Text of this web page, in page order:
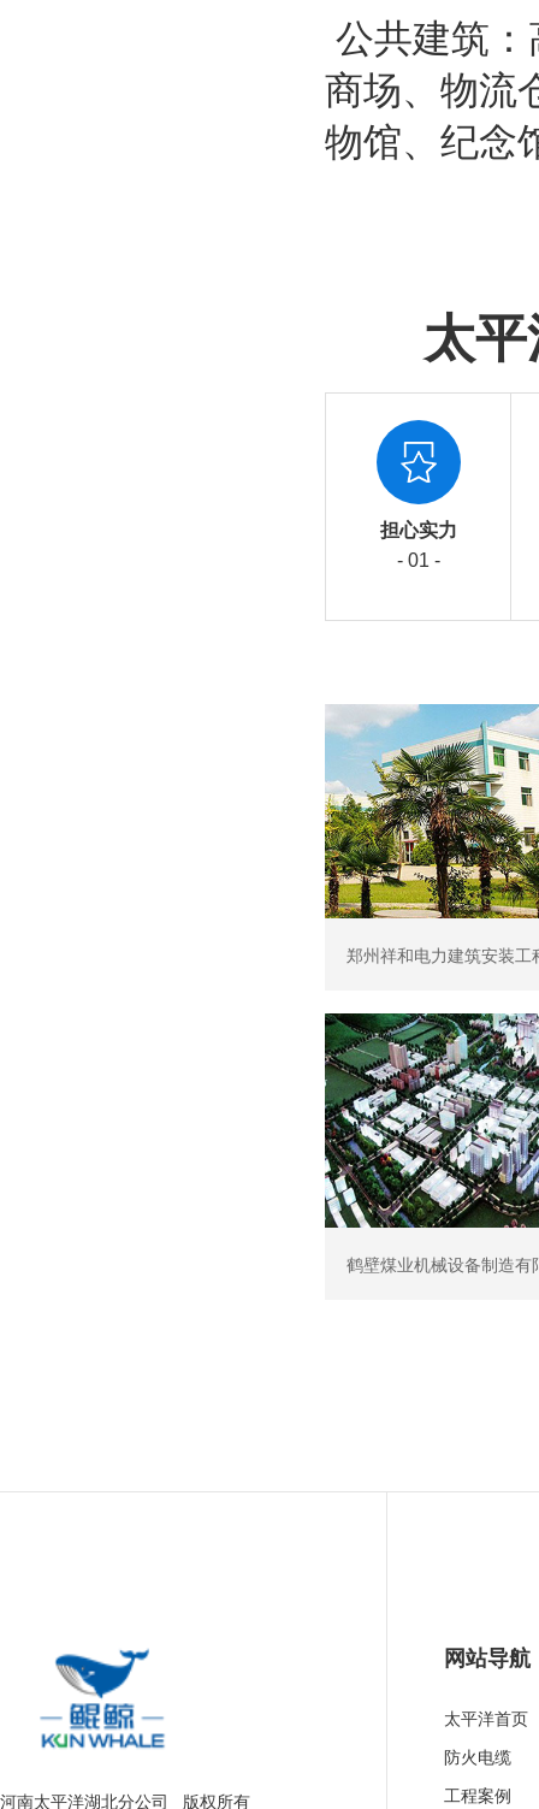
公共建筑
商场、物流
物馆、纪念
太
担心实力
- 01 -
郑州祥和电力建筑安装工
鹤壁煤业机械设备制造有
河南太平洋湖北分公司 版权所有
网站导航
太平洋首页
防火电缆
工程案例